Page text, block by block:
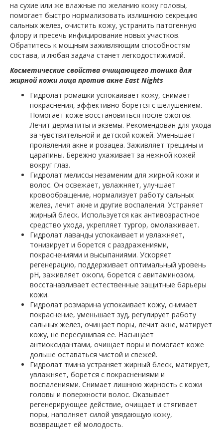
на сухие или же влажные по желанию кожу головы,
помогает быстро нормализовать излишнюю секрецию
сальных желез, очистить кожу, устранить патогенную
флору и пресечь инфицирование новых участков.
Обратитесь к мощным заживляющим способностям
состава, и любая задача станет легкодостижимой.
Косметические свойства очищающего тоника для
жирной кожи лица против акне East Nights
Гидролат ромашки успокаивает кожу, снимает
покраснения, эффективно борется с шелушением.
Помогает коже восстановиться после ожогов.
Лечит дерматиты и экземы. Рекомендован для ухода
за чувствительной и детской кожей. Уменьшает
проявления акне и розацеа. Заживляет трещины и
царапины. Бережно ухаживает за нежной кожей
вокруг глаз.
Гидролат мелиссы незаменим для жирной кожи и
волос. Он освежает, увлажняет, улучшает
кровообращение, нормализует работу сальных
желез, лечит акне и другие воспаления. Устраняет
жирный блеск. Используется как антивозрастное
средство ухода, укрепляет тургор, омолаживает.
Гидролат лаванды успокаивает и увлажняет,
тонизирует и борется с раздражениями,
покраснениями и высыпаниями. Ускоряет
регенерацию, поддерживает оптимальный уровень
pH, заживляет ожоги, борется с авитаминозом,
восстанавливает естественные защитные барьеры
кожи.
Гидролат розмарина успокаивает кожу, снимает
покраснение, уменьшает зуд, регулирует работу
сальных желез, очищает поры, лечит акне, матирует
кожу, не пересушивая ее. Насыщает
антиоксидантами, очищает поры и помогает коже
дольше оставаться чистой и свежей.
Гидролат тмина устраняет жирный блеск, матирует,
увлажняет, борется с покраснениями и
воспалениями. Снимает лишнюю жирность с кожи
головы и поверхности волос. Оказывает
регенерирующее действие, очищает и стягивает
поры, наполняет силой увядающую кожу,
возвращает ей молодость.